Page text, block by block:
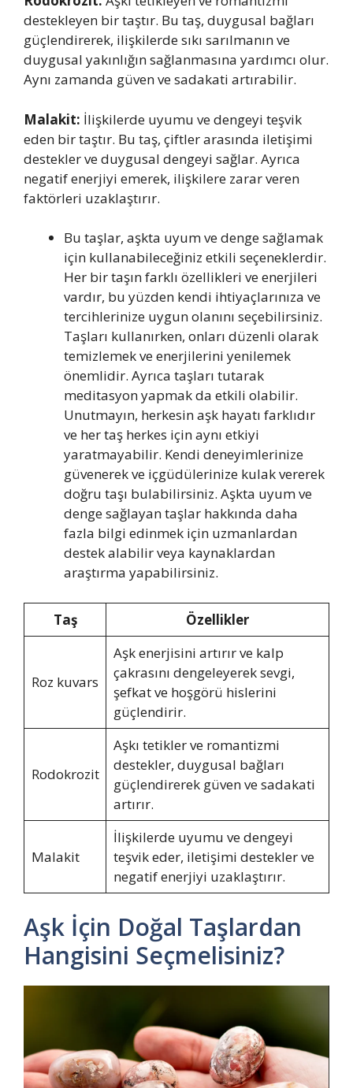
destekleyen bir taştır. Bu taş, duygusal bağları
güçlendirerek, ilişkilerde sıkı sarılmanın ve
duygusal yakınlığın sağlanmasına yardımcı olur.
Aynı zamanda güven ve sadakati artırabilir.
Malakit: İlişkilerde uyumu ve dengeyi teşvik
eden bir taştır. Bu taş, çiftler arasında iletişimi
destekler ve duygusal dengeyi sağlar. Ayrıca
negatif enerjiyi emerek, ilişkilere zarar veren
faktörleri uzaklaştırır.
Bu taşlar, aşkta uyum ve denge sağlamak
için kullanabileceğiniz etkili seçeneklerdir.
Her bir taşın farklı özellikleri ve enerjileri
vardır, bu yüzden kendi ihtiyaçlarınıza ve
tercihlerinize uygun olanını seçebilirsiniz.
Taşları kullanırken, onları düzenli olarak
temizlemek ve enerjilerini yenilemek
önemlidir. Ayrıca taşları tutarak
meditasyon yapmak da etkili olabilir.
Unutmayın, herkesin aşk hayatı farklıdır
ve her taş herkes için aynı etkiyi
yaratmayabilir. Kendi deneyimlerinize
güvenerek ve içgüdülerinize kulak vererek
doğru taşı bulabilirsiniz. Aşkta uyum ve
denge sağlayan taşlar hakkında daha
fazla bilgi edinmek için uzmanlardan
destek alabilir veya kaynaklardan
araştırma yapabilirsiniz.
Taş Özellikler
Roz kuvars
Aşk enerjisini artırır ve kalp
çakrasını dengeleyerek sevgi,
şefkat ve hoşgörü hislerini
güçlendirir.
Rodokrozit
Aşkı tetikler ve romantizmi
destekler, duygusal bağları
güçlendirerek güven ve sadakati
artırır.
Malakit
İlişkilerde uyumu ve dengeyi
teşvik eder, iletişimi destekler ve
negatif enerjiyi uzaklaştırır.
Aşk İçin Doğal Taşlardan
Hangisini Seçmelisiniz?